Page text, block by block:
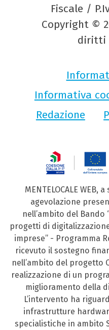
Fiscale /
Copyright ©
diritti
Informativa
Redazione
MENTELOCALE
agevolazione
nell’ambito del
progetti di
imprese” - Programma
ricevuto il sostegno
nell’ambito del progetto
realizzazione di un
miglioramento della
L’intervento ha
infrastrutture
specialistiche in ambito